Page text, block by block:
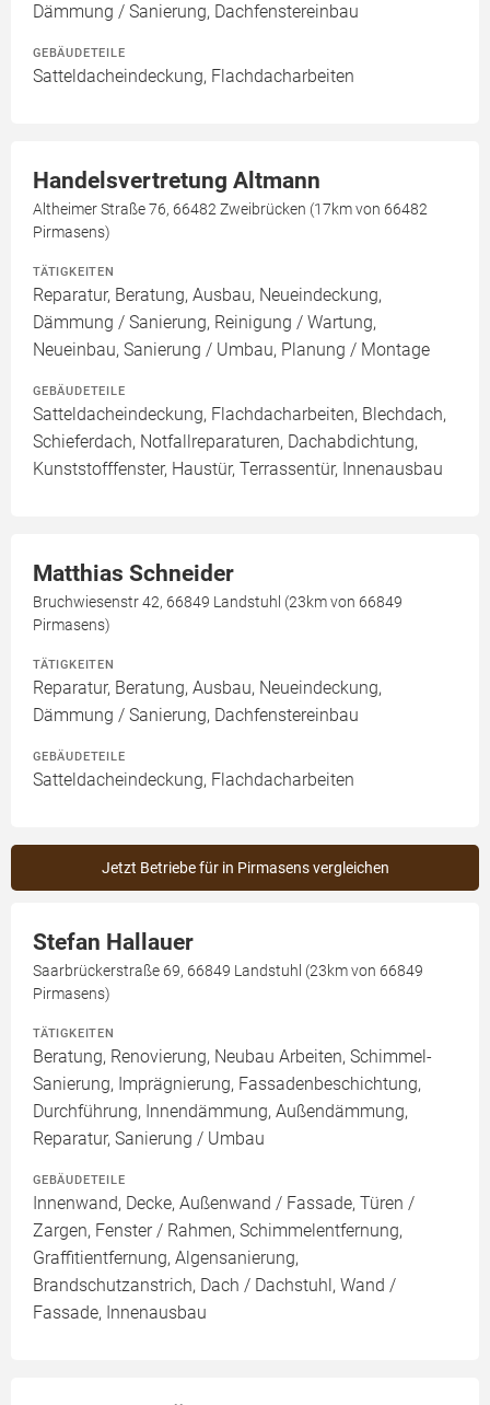
Dämmung / Sanierung, Dachfenstereinbau
GEBÄUDETEILE
Satteldacheindeckung, Flachdacharbeiten
Handelsvertretung Altmann
Altheimer Straße 76, 66482 Zweibrücken (17km von 66482
Pirmasens)
TÄTIGKEITEN
Reparatur, Beratung, Ausbau, Neueindeckung,
Dämmung / Sanierung, Reinigung / Wartung,
Neueinbau, Sanierung / Umbau, Planung / Montage
GEBÄUDETEILE
Satteldacheindeckung, Flachdacharbeiten, Blechdach,
Schieferdach, Notfallreparaturen, Dachabdichtung,
Kunststofffenster, Haustür, Terrassentür, Innenausbau
Matthias Schneider
Bruchwiesenstr 42, 66849 Landstuhl (23km von 66849
Pirmasens)
TÄTIGKEITEN
Reparatur, Beratung, Ausbau, Neueindeckung,
Dämmung / Sanierung, Dachfenstereinbau
GEBÄUDETEILE
Satteldacheindeckung, Flachdacharbeiten
Jetzt Betriebe für in Pirmasens vergleichen
Stefan Hallauer
Saarbrückerstraße 69, 66849 Landstuhl (23km von 66849
Pirmasens)
TÄTIGKEITEN
Beratung, Renovierung, Neubau Arbeiten, Schimmel-
Sanierung, Imprägnierung, Fassadenbeschichtung,
Durchführung, Innendämmung, Außendämmung,
Reparatur, Sanierung / Umbau
GEBÄUDETEILE
Innenwand, Decke, Außenwand / Fassade, Türen /
Zargen, Fenster / Rahmen, Schimmelentfernung,
Graffitientfernung, Algensanierung,
Brandschutzanstrich, Dach / Dachstuhl, Wand /
Fassade, Innenausbau